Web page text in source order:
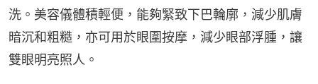
洗。美容儀體積輕便，能夠緊致下巴輪廓，減少肌膚
暗沉和粗糙，亦可用於眼圍按摩，減少眼部浮腫，讓
雙眼明亮照人。